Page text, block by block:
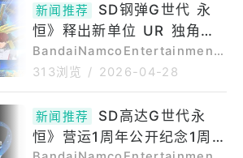
X)」／UR「佛罗伦萨‧雾岛」
0(JST)新单位UR「独角兽钢弹
3号机不死鸟(毁灭模式)(EX)」
／UR「约拿‧巴斯特」、UR「哈
帕斯钢弹(EX)」／UR「亚芙萝
蒂雅」新单位及新角色性能介
「独角兽钢弹3号机不死鸟(毁灭
模式)(EX)」UR「约拿
新闻推荐
SD钢弹G世代 永
恒》释出新单位 UR 独角兽
钢弹 3 号机不死鸟 (毁灭模
式) (EX)、哈帕斯钢弹 (EX)
登场预告
BandaiNamcoEntertainmentI
nc.旗下AppStore、GooglePla
0(JST)新单位UR「独角兽钢弹
3号机不死鸟(毁灭模式)(EX)」
／UR「约拿‧巴斯特」、UR「哈
313浏览 / 2026-04-28
新闻推荐
SD高达G世代永
恒》营运1周年公开纪念1周年